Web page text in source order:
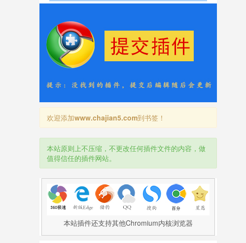
欢迎添加www.chajian5.com到书签！
本站原则上不压缩，不更改任何插件文件的内容，做
值得信任的插件网站。
本站插件还支持其他Chromium内核浏览器